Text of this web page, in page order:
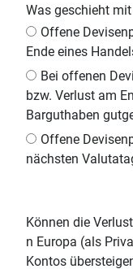
Was geschieht
Offene
Ende eines
Bei offenen
bzw. Verlust am
Barguthaben
Offene
nächsten
Können die
n Europa (als
Kontos